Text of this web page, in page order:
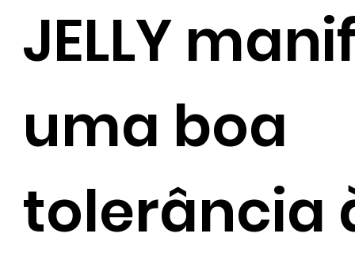
JELLY
uma boa
tolerância